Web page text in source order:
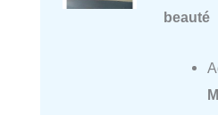
beauté